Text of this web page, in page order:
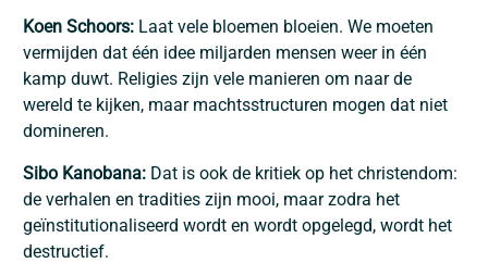
Koen Schoors: Laat vele bloemen bloeien. We moeten
vermijden dat één idee miljarden mensen weer in één
kamp duwt. Religies zijn vele manieren om naar de
wereld te kijken, maar machtsstructuren mogen dat niet
domineren.
Sibo Kanobana: Dat is ook de kritiek op het christendom:
de verhalen en tradities zijn mooi, maar zodra het
geïnstitutionaliseerd wordt en wordt opgelegd, wordt het
destructief.